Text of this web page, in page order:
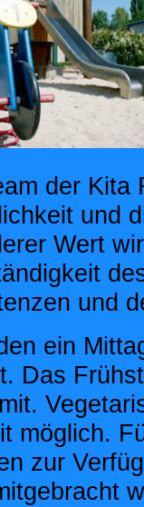
der
und
Wert
und
ein
Das
möglich.
zur